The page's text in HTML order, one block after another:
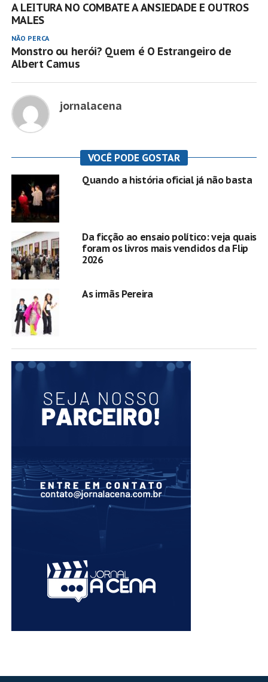
A LEITURA NO COMBATE A ANSIEDADE E OUTROS
MALES
NÃO PERCA
Monstro ou herói? Quem é O Estrangeiro de
Albert Camus
jornalacena
VOCÊ PODE GOSTAR
Quando a história oficial já não basta
Da ficção ao ensaio político: veja quais
foram os livros mais vendidos da Flip
2026
As irmãs Pereira